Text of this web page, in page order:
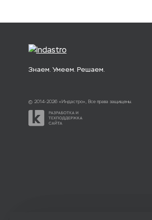
Знаем. Умеем. Решаем.
© 2014-2026 «Индастро», Все права защищены.